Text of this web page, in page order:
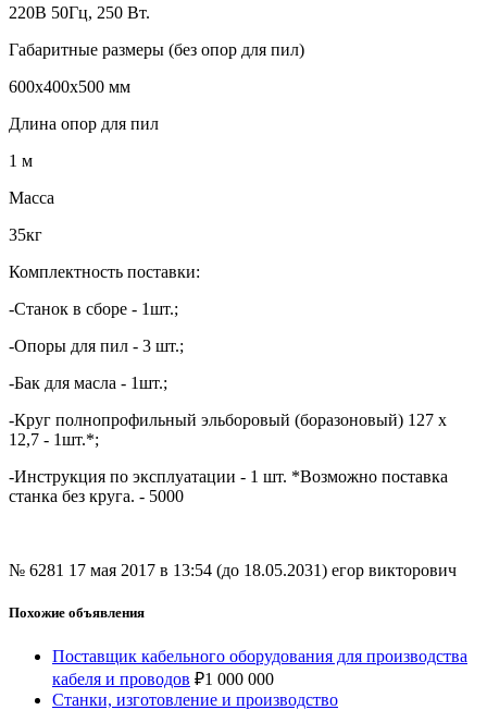
220В 50Гц, 250 Вт.
Габаритные размеры (без опор для пил)
600х400х500 мм
Длина опор для пил
1 м
Масса
35кг
Комплектность поставки:
-Станок в сборе - 1шт.;
-Опоры для пил - 3 шт.;
-Бак для масла - 1шт.;
-Круг полнопрофильный эльборовый (боразоновый) 127 х
12,7 - 1шт.*;
-Инструкция по эксплуатации - 1 шт. *Возможно поставка
станка без круга. - 5000
№ 6281 17 мая 2017 в 13:54 (до 18.05.2031) егор викторович
Похожие объявления
Поставщик кабельного оборудования для производства
кабеля и проводов ₽1 000 000
Станки, изготовление и производство